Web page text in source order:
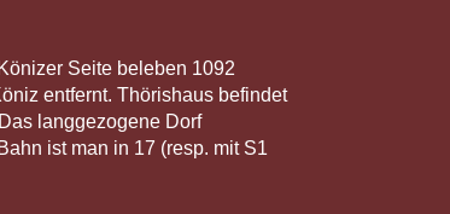
Seite beleben 1092
entfernt. Thörishaus befindet
langgezogene Dorf
ist man in 17 (resp. mit S1